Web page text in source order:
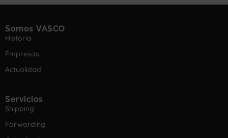
Somos VASCO
Historia
Empresas
Actualidad
Servicios
Shipping
Forwarding